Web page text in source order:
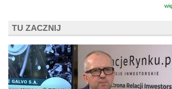
TU ZACZNIJ